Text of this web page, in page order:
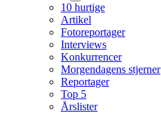
10 hurtige
Artikel
Fotoreportager
Interviews
Konkurrencer
Morgendagens stjerner
Reportager
Top 5
Årslister